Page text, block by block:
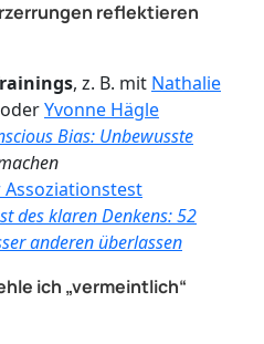
reflektieren
, z. B. mit Nathalie
oderYvonne Hägle
Bias: Unbewusste
des klaren Denkens: 52
anderen überlassen
ich „vermeintlich“